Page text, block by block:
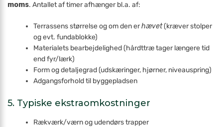
moms. Antallet af timer afhænger bl.a. af:
Terrassens størrelse og om den erhævet(kræver stolper
og evt. fundablokke)
Materialets bearbejdelighed (hårdttræ tager længere tid
end fyr/lærk)
Form og detaljegrad (udskæringer, hjørner, niveauspring)
Adgangsforhold til byggepladsen
5. Typiske ekstraomkostninger
Rækværk/værn og udendørs trapper